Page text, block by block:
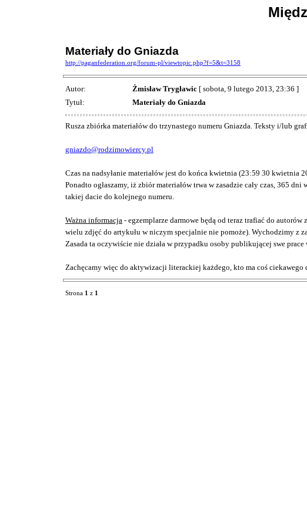
Materiały do Gniazda
http://paganfederation.org/forum-pl/viewtopic.php?f=5&t=3158
Autor: Żmisław Trygławic [ sobota, 9 lutego 2013, 23:36 ]
Tytuł:
Materiały do Gniazda
Rusza zbiórka materiałów do trzynastego numeru Gniazda. Teksty i/lub
gniazdo@rodzimowiercy.pl
Czas na nadsyłanie materiałów jest do końca kwietnia (23:59 30 kwietnia
Ponadto ogłaszamy, iż zbiór materiałów trwa w zasadzie cały czas, 365
takiej dacie do kolejnego numeru.
Ważna informacja - egzemplarze darmowe będą od teraz trafiać do
wielu zdjęć do artykułu w niczym specjalnie nie pomoże). Wychodzimy z
Zasada ta oczywiście nie działa w przypadku osoby publikującej swe prace
Zachęcamy więc do aktywizacji literackiej każdego, kto ma coś
Strona 1 z 1